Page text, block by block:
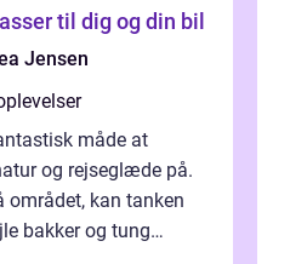
til dig og din bil
Jensen
måde at
og rejseglæde på.
området, kan tanken
bakker og tung